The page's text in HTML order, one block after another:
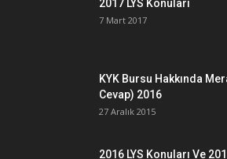
2017 LYS Konuları
7 Mart 2017
KYK Bursu Hakkında
Cevap) 2016
27 Aralık 2015
2016 LYS Konuları Ve